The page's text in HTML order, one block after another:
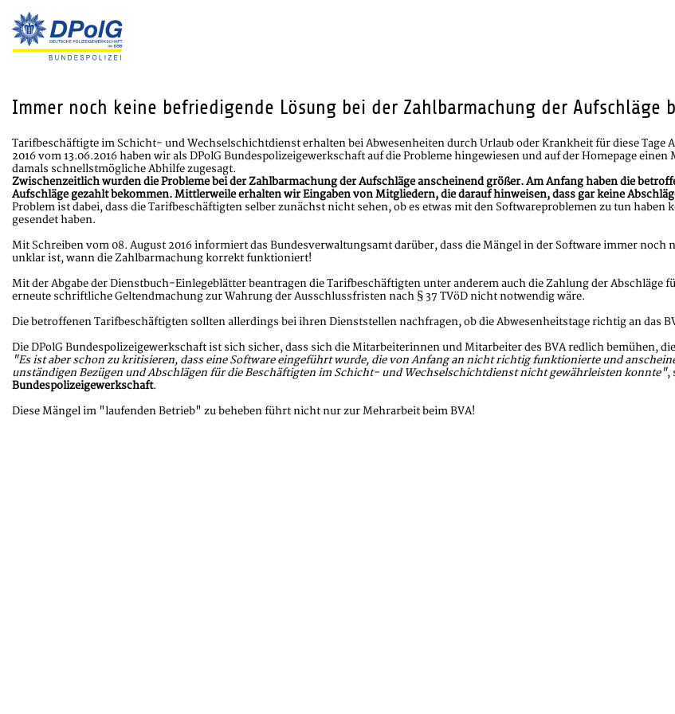
Immer noch keine befriedigende Lösung bei der Zahlbarmachung der Aufschläge
Tarifbeschäftigte im Schicht- und Wechselschichtdienst erhalten bei Abwesenheiten durch Urlaub oder Krankheit für diese
2016 vom 13.06.2016 haben wir als DPolG Bundespolizeigewerkschaft auf die Probleme hingewiesen und auf der Homepage
damals schnellstmögliche Abhilfe zugesagt.
Zwischenzeitlich wurden die Probleme bei der Zahlbarmachung der Aufschläge anscheinend größer. Am Anfang haben die
Aufschläge gezahlt bekommen. Mittlerweile erhalten wir Eingaben von Mitgliedern, die darauf hinweisen, dass gar keine
Problem ist dabei, dass die Tarifbeschäftigten selber zunächst nicht sehen, ob es etwas mit den Softwareproblemen zu tun
gesendet haben.
Mit Schreiben vom 08. August 2016 informiert das Bundesverwaltungsamt darüber, dass die Mängel in der Software immer
unklar ist, wann die Zahlbarmachung korrekt funktioniert!
Mit der Abgabe der Dienstbuch-Einlegeblätter beantragen die Tarifbeschäftigten unter anderem auch die Zahlung der Abschläge
erneute schriftliche Geltendmachung zur Wahrung der Ausschlussfristen nach § 37 TVöD nicht notwendig wäre.
Die betroffenen Tarifbeschäftigten sollten allerdings bei ihren Dienststellen nachfragen, ob die Abwesenheitstage richtig an das
Die DPolG Bundespolizeigewerkschaft ist sich sicher, dass sich die Mitarbeiterinnen und Mitarbeiter des BVA redlich bemühen,
"Es ist aber schon zu kritisieren, dass eine Software eingeführt wurde, die von Anfang an nicht richtig funktionierte und
unständigen Bezügen und Abschlägen für die Beschäftigten im Schicht- und Wechselschichtdienst nicht gewährleisten konnte",
Bundespolizeigewerkschaft.
Diese Mängel im "laufenden Betrieb" zu beheben führt nicht nur zur Mehrarbeit beim BVA!